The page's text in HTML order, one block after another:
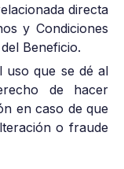
directa
y Condiciones
Beneficio.
uso que se dé al
de hacer
en caso de que
o fraude